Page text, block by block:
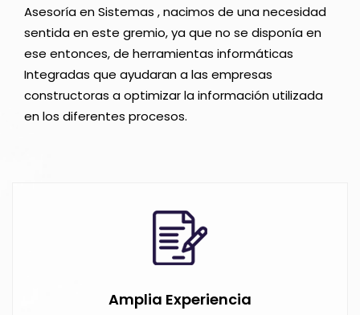
Asesoría en Sistemas , nacimos de una necesidad
sentida en este gremio, ya que no se disponía en
ese entonces, de herramientas informáticas
Integradas que ayudaran a las empresas
constructoras a optimizar la información utilizada
en los diferentes procesos.
Amplia Experiencia